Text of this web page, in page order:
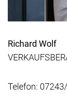
Richard Wolf
Telefon: